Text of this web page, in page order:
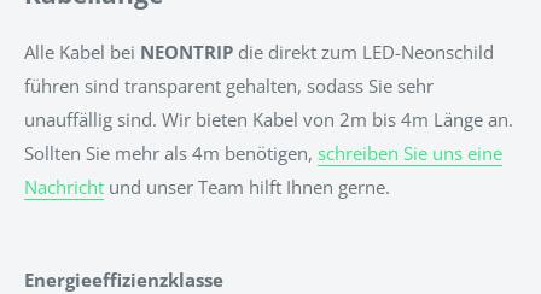
Alle Kabel bei NEONTRIP die direkt zum LED-Neonschild
führen sind transparent gehalten, sodass Sie sehr
unauffällig sind. Wir bieten Kabel von 2m bis 4m Länge an.
Sollten Sie mehr als 4m benötigen, schreiben Sie uns eine
Nachricht und unser Team hilft Ihnen gerne.
Energieeffizienzklasse